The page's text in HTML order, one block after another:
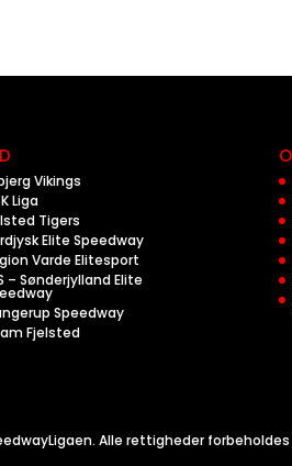
Vikings
Liga
Tigers
Elite Speedway
Varde Elitesport
– Sønderjylland Elite
Speedway
Fjelsted
Alle rettigheder